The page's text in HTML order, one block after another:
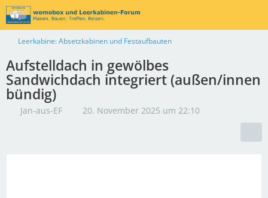
Leerkabine: Absetzkabinen und Festaufbauten
Aufstelldach in gewölbes
Sandwichdach integriert (außen/innen
bündig)
Jan-aus-EF 20. November 2025 um 22:10